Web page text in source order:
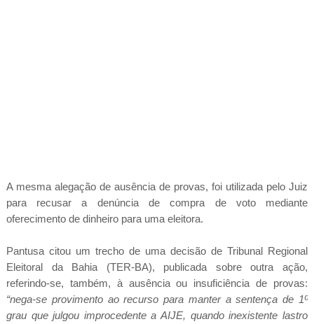
A mesma alegação de ausência de provas, foi utilizada pelo Juiz
para recusar a denúncia de compra de voto mediante
oferecimento de dinheiro para uma eleitora.
Pantusa citou um trecho de uma decisão de Tribunal Regional
Eleitoral da Bahia (TER-BA), publicada sobre outra ação,
referindo-se, também, à ausência ou insuficiência de provas:
“nega-se provimento ao recurso para manter a sentença de 1º
grau que julgou improcedente a AIJE, quando inexistente lastro